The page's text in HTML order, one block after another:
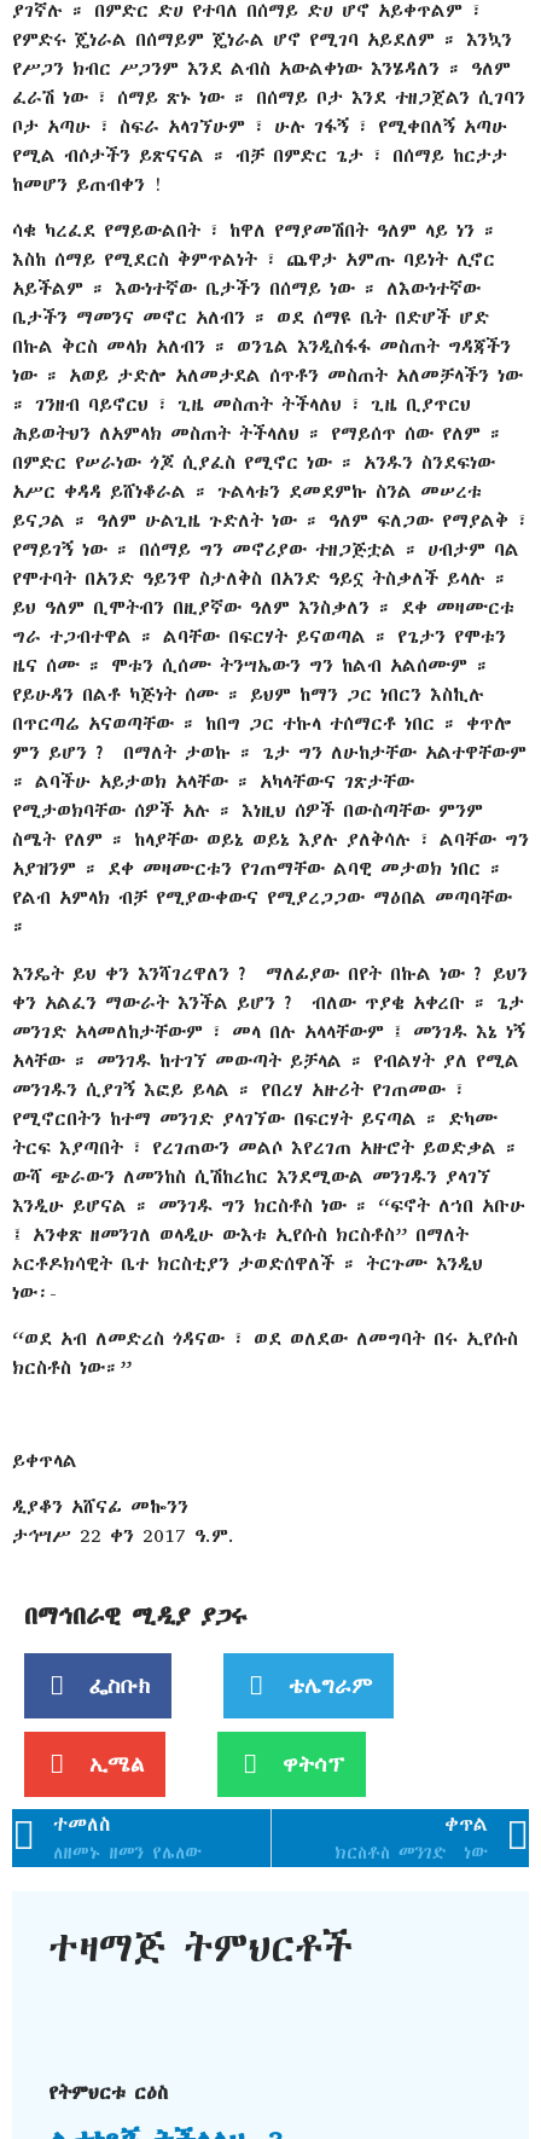
ያገኛሉ ። በምድር ድሀ የተባለ በሰማይ ድሀ ሆኖ አይቀጥልም ፣
የምድሩ ጄነራል በሰማይም ጄነራል ሆኖ የሚገባ አይደለም ። እንኳን
የሥጋን ክብር ሥጋንም እንደ ልብስ አውልቀነው እንሄዳለን ። ዓለም
ፈራሽ ነው ፣ ሰማይ ጽኑ ነው ። በሰማይ ቦታ እንደ ተዘጋጀልን ሲገባን
ቦታ አጣሁ ፣ ስፍራ አላገኘሁም ፣ ሁሉ ገፋኝ ፣ የሚቀበለኝ አጣሁ
የሚል ብሶታችን ይጽናናል ። ብቻ በምድር ጌታ ፣ በሰማይ ከርታታ
ከመሆን ይጠብቀን !
ሳቁ ካረፈደ የማይውልበት ፣ ከዋለ የማያመሽበት ዓለም ላይ ነን ።
እስከ ሰማይ የሚደርስ ቅምጥልነት ፣ ጨዋታ አምጡ ባይነት ሊኖር
አይችልም ። እውነተኛው ቤታችን በሰማይ ነው ። ለእውነተኛው
ቤታችን ማመንና መኖር አለብን ። ወደ ሰማዩ ቤት በድሆች ሆድ
በኩል ቅርስ መላክ አለብን ። ወንጌል እንዲስፋፋ መስጠት ግዳጃችን
ነው ። አወይ ታድሎ አለመታደል ሰጥቶን መስጠት አለመቻላችን ነው
። ገንዘብ ባይኖርህ ፣ ጊዜ መስጠት ትችላለህ ፣ ጊዜ ቢያጥርህ
ሕይወትህን ለአምላክ መስጠት ትችላለህ ። የማይሰጥ ሰው የለም ።
በምድር የሠራነው ጎጆ ሲያፈስ የሚኖር ነው ። አንዱን ስንደፍነው
አሥር ቀዳዳ ይሸነቆራል ። ጉልላቱን ደመደምኩ ስንል መሠረቱ
ይናጋል ። ዓለም ሁልጊዜ ጉድለት ነው ። ዓለም ፍለጋው የማያልቅ ፣
የማይገኝ ነው ። በሰማይ ግን መኖሪያው ተዘጋጅቷል ። ሀብታም ባል
የሞተባት በአንድ ዓይንዋ ስታለቅስ በአንድ ዓይኗ ትስቃለች ይላሉ ።
ይህ ዓለም ቢሞትብን በዚያኛው ዓለም እንስቃለን ። ደቀ መዛሙርቱ
ግራ ተጋብተዋል ። ልባቸው በፍርሃት ይናወጣል ። የጌታን የሞቱን
ዜና ሰሙ ። ሞቱን ሲሰሙ ትንሣኤውን ግን ከልብ አልሰሙም ።
የይሁዳን በልቶ ካጅነት ሰሙ ። ይህም ከማን ጋር ነበርን እስኪሉ
በጥርጣሬ አናወጣቸው ። ከበግ ጋር ተኩላ ተሰማርቶ ነበር ። ቀጥሎ
ምን ይሆን ? በማለት ታወኩ ። ጌታ ግን ለሁከታቸው አልተዋቸውም
። ልባችሁ አይታወክ አላቸው ። አካላቸውና ገጽታቸው
የሚታወክባቸው ሰዎች አሉ ። እነዚህ ሰዎች በውስጣቸው ምንም
ስሜት የለም ። ከላያቸው ወይኔ ወይኔ እያሉ ያለቅሳሉ ፣ ልባቸው ግን
አያዝንም ። ደቀ መዛሙርቱን የገጠማቸው ልባዊ መታወክ ነበር ።
የልብ አምላክ ብቻ የሚያውቀውና የሚያረጋጋው ማዕበል መጣባቸው
።
እንዴት ይህ ቀን እንሻገረዋለን ? ማለፊያው በየት በኩል ነው ? ይህን
ቀን አልፈን ማውራት እንችል ይሆን ? ብለው ጥያቄ አቀረቡ ። ጌታ
መንገድ አላመለከታቸውም ፣ መላ በሉ አላላቸውም ፤ መንገዱ እኔ ነኝ
አላቸው ። መንገዱ ከተገኘ መውጣት ይቻላል ። የብልሃት ያለ የሚል
መንገዱን ሲያገኝ እፎይ ይላል ። የበረሃ አዙሪት የገጠመው ፣
የሚኖርበትን ከተማ መንገድ ያላገኘው በፍርሃት ይናጣል ። ድካሙ
ትርፍ እያጣበት ፣ የረገጠውን መልሶ እየረገጠ አዙሮት ይወድቃል ።
ውሻ ጭራውን ለመንከስ ሲሽከረከር እንደሚውል መንገዱን ያላገኘ
እንዲሁ ይሆናል ። መንገዱ ግን ክርስቶስ ነው ። “ፍኖት ለኀበ አቡሁ
፤ አንቀጽ ዘመንገለ ወላዲሁ ውእቱ ኢየሱስ ክርስቶስ” በማለት
ኦርቶዶክሳዊት ቤተ ክርስቲያን ታወድሰዋለች ። ትርጉሙ እንዲህ
ነው፡-
“ወደ አብ ለመድረስ ጎዳናው ፣ ወደ ወለደው ለመግባት በሩ ኢየሱስ
ክርስቶስ ነው።”
ይቀጥላል
ዲያቆን አሸናፊ መኰንን
ታኅሣሥ 22 ቀን 2017 ዓ.ም.
በማኅበራዊ ሚዲያ ያጋሩ
ፌስቡክ ቴሌግራም
ኢሜል ዋትሳፕ
ተመለስ
ለዘመኑ ዘመን የሌለው
ቀጥል
ክርስቶስ መንገድ ነው
ተዛማጅ ትምህርቶች
የትምህርቱ ርዕስ